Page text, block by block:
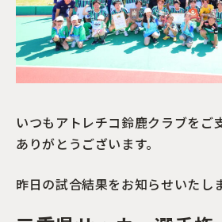
いつもアトレチコ鈴鹿クラブをご
ありがとうございます。
昨日の試合結果をお知らせいたしま